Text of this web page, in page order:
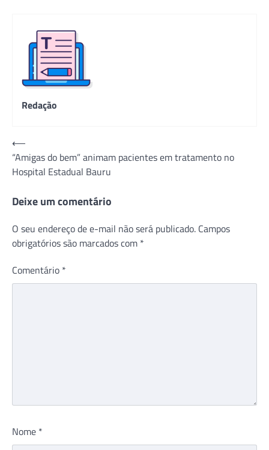
Redação
Navegação
de
Post
⟵
“Amigas do bem” animam pacientes em tratamento no
Hospital Estadual Bauru
Deixe um comentário
O seu endereço de e-mail não será publicado. Campos
obrigatórios são marcados com *
Comentário *
Nome *